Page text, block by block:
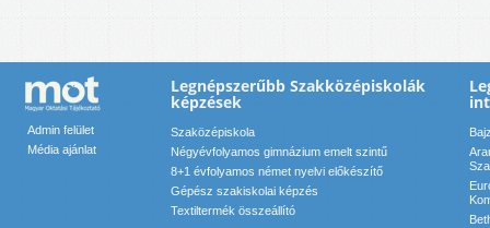
Admin felület
Média ajánlat
Legnépszerűbb Szakközépiskolák
képzések
Szaközépiskola
Négyévfolyamos gimnázium emelt szintű
8+1 évfolyamos német nyelvi előkészítő
Gépész szakiskolai képzés
Textiltermék összeállító